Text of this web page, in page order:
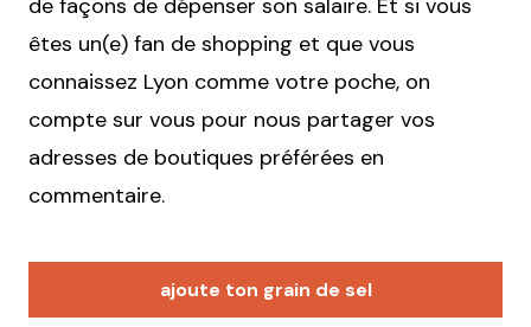
de façons de dépenser son salaire. Et si vous
êtes un(e) fan de shopping et que vous
connaissez Lyon comme votre poche, on
compte sur vous pour nous partager vos
adresses de boutiques préférées en
commentaire.
ajoute ton grain de sel